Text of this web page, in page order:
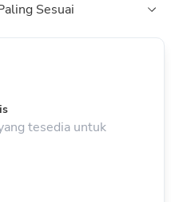
Sesuai
tesedia untuk